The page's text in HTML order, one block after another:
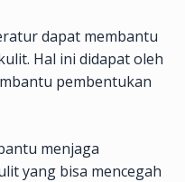
dapat membantu
Hal ini didapat oleh
pembentukan
menjaga
yang bisa mencegah